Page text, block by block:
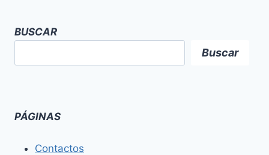
BUSCAR
Buscar
PÁGINAS
Contactos